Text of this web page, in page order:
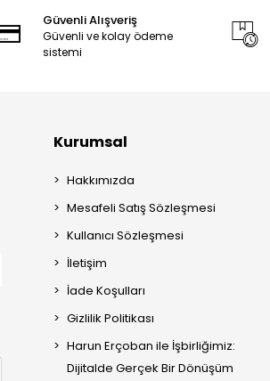
Güvenli Alışveriş
Güvenli ve kolay ödeme
sistemi
Kurumsal
Hakkımızda
Mesafeli Satış Sözleşmesi
Kullanıcı Sözleşmesi
İletişim
İade Koşulları
Gizlilik Politikası
Harun Erçoban ile İşbirliğimiz:
Dijitalde Gerçek Bir Dönüşüm